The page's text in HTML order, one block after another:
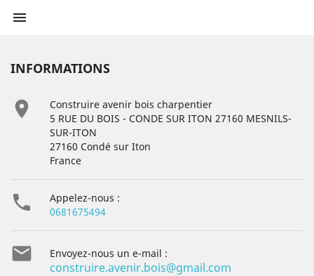

INFORMATIONS

Construire avenir bois charpentier
5 RUE DU BOIS - CONDE SUR ITON 27160 MESNILS-
SUR-ITON
27160 Condé sur Iton
France

Appelez-nous :
0681675494
 Envoyez-nous un e-mail :
construire.avenir.bois@gmail.com